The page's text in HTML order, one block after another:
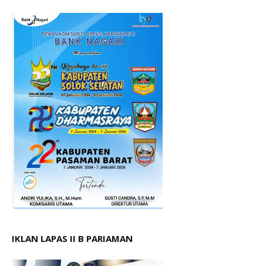
IKLAN LAPAS II B PARIAMAN